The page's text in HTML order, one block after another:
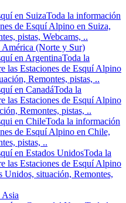
en SuizaToda la información
de Esquí Alpino en Suiza,
pistas, Webcams, ..
América (Norte y Sur)
en ArgentinaToda la
las Estaciones de Esquí Alpino
Remontes, pistas, ..
en CanadáToda la
las Estaciones de Esquí Alpino
Remontes, pistas, ..
en ChileToda la información
de Esquí Alpino en Chile,
pistas, ..
en Estados UnidosToda la
las Estaciones de Esquí Alpino
Unidos, situación, Remontes,
Asia